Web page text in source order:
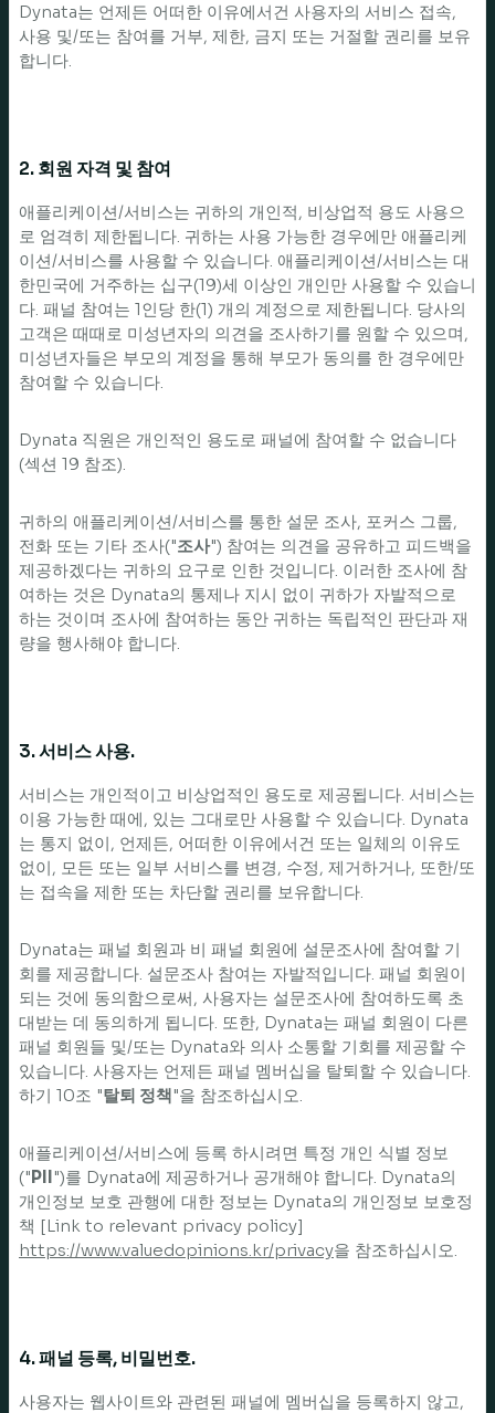
Dynata는 언제든 어떠한 이유에서건 사용자의 서비스 접속,
사용 및/또는 참여를 거부, 제한, 금지 또는 거절할 권리를 보유
합니다.
2. 회원 자격 및 참여
애플리케이션/서비스는 귀하의 개인적, 비상업적 용도 사용으
로 엄격히 제한됩니다. 귀하는 사용 가능한 경우에만 애플리케
이션/서비스를 사용할 수 있습니다. 애플리케이션/서비스는 대
한민국에 거주하는 십구(19)세 이상인 개인만 사용할 수 있습니
다. 패널 참여는 1인당 한(1) 개의 계정으로 제한됩니다. 당사의
고객은 때때로 미성년자의 의견을 조사하기를 원할 수 있으며,
미성년자들은 부모의 계정을 통해 부모가 동의를 한 경우에만
참여할 수 있습니다.
Dynata 직원은 개인적인 용도로 패널에 참여할 수 없습니다
(섹션 19 참조).
귀하의 애플리케이션/서비스를 통한 설문 조사, 포커스 그룹,
전화 또는 기타 조사("조사") 참여는 의견을 공유하고 피드백을
제공하겠다는 귀하의 요구로 인한 것입니다. 이러한 조사에 참
여하는 것은 Dynata의 통제나 지시 없이 귀하가 자발적으로
하는 것이며 조사에 참여하는 동안 귀하는 독립적인 판단과 재
량을 행사해야 합니다.
3. 서비스 사용.
서비스는 개인적이고 비상업적인 용도로 제공됩니다. 서비스는
이용 가능한 때에, 있는 그대로만 사용할 수 있습니다. Dynata
는 통지 없이, 언제든, 어떠한 이유에서건 또는 일체의 이유도
없이, 모든 또는 일부 서비스를 변경, 수정, 제거하거나, 또한/또
는 접속을 제한 또는 차단할 권리를 보유합니다.
Dynata는 패널 회원과 비 패널 회원에 설문조사에 참여할 기
회를 제공합니다. 설문조사 참여는 자발적입니다. 패널 회원이
되는 것에 동의함으로써, 사용자는 설문조사에 참여하도록 초
대받는 데 동의하게 됩니다. 또한, Dynata는 패널 회원이 다른
패널 회원들 및/또는 Dynata와 의사 소통할 기회를 제공할 수
있습니다. 사용자는 언제든 패널 멤버십을 탈퇴할 수 있습니다.
하기 10조 "탈퇴 정책"을 참조하십시오.
애플리케이션/서비스에 등록 하시려면 특정 개인 식별 정보
("PII")를 Dynata에 제공하거나 공개해야 합니다. Dynata의
개인정보 보호 관행에 대한 정보는 Dynata의 개인정보 보호정
책 [Link to relevant privacy policy]
https://www.valuedopinions.kr/privacy을 참조하십시오.
4. 패널 등록, 비밀번호.
사용자는 웹사이트와 관련된 패널에 멤버십을 등록하지 않고,